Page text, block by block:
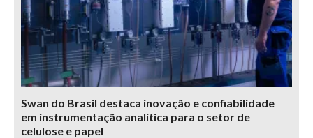
Swan do Brasil destaca inovação e confiabilidade
em instrumentação analítica para o setor de
celulose e papel